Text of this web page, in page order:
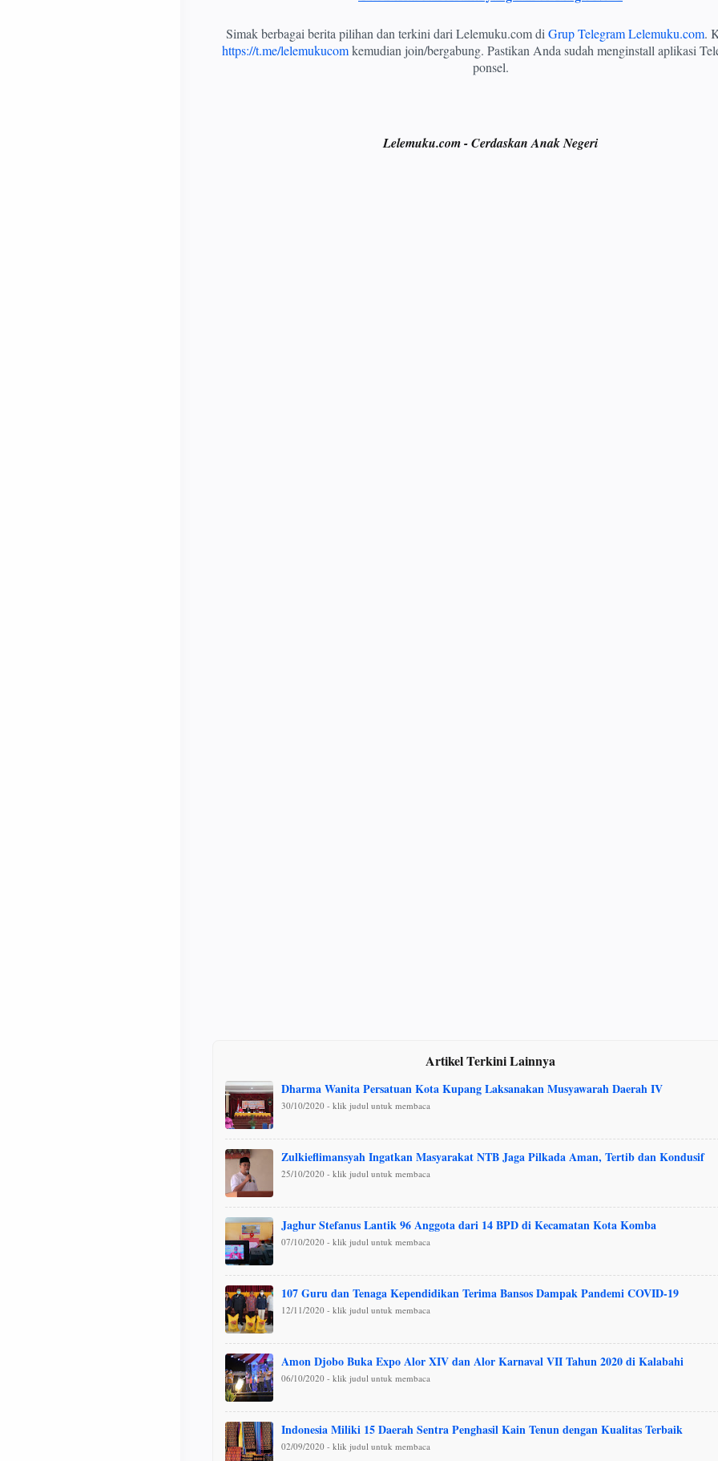
Simak berbagai berita pilihan dan terkini dari Lelemuku.com diGrup Telegram Lelemuku.com.
https://t.me/lelemukucomkemudian join/bergabung. Pastikan Anda sudah menginstall aplikasi
ponsel.
Lelemuku.com - Cerdaskan Anak Negeri
Artikel Terkini Lainnya
Dharma Wanita Persatuan Kota Kupang Laksanakan Musyawarah Daerah IV
30/10/2020 - klik judul untuk membaca
Zulkieflimansyah Ingatkan Masyarakat NTB Jaga Pilkada Aman, Tertib dan Kondusif
25/10/2020 - klik judul untuk membaca
Jaghur Stefanus Lantik 96 Anggota dari 14 BPD di Kecamatan Kota Komba
07/10/2020 - klik judul untuk membaca
107 Guru dan Tenaga Kependidikan Terima Bansos Dampak Pandemi COVID-19
12/11/2020 - klik judul untuk membaca
Amon Djobo Buka Expo Alor XIV dan Alor Karnaval VII Tahun 2020 di Kalabahi
06/10/2020 - klik judul untuk membaca
Indonesia Miliki 15 Daerah Sentra Penghasil Kain Tenun dengan Kualitas Terbaik
02/09/2020 - klik judul untuk membaca